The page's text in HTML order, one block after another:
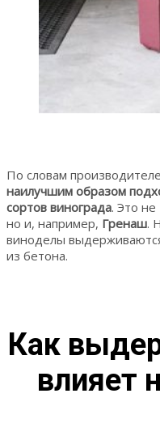
По словам
наилучшим образом
сортов винограда. Это
но и, например, Гренаш.
виноделы
из бетона.
Как
влияет